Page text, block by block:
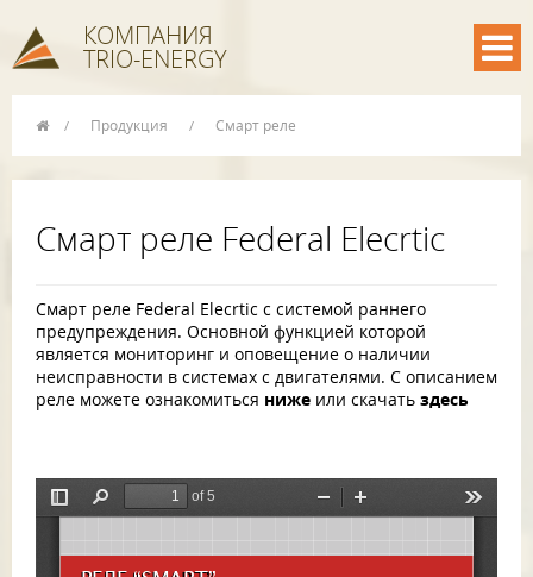
КОМПАНИЯ
TRIO-ENERGY
/ Продукция / Смарт реле
Смарт реле Federal Elecrtic
Смарт реле Federal Elecrtic с системой раннего
предупреждения. Основной функцией которой
является мониторинг и оповещение о наличии
неисправности в системах с двигателями. С описанием
реле можете ознакомиться ниже или скачать здесь